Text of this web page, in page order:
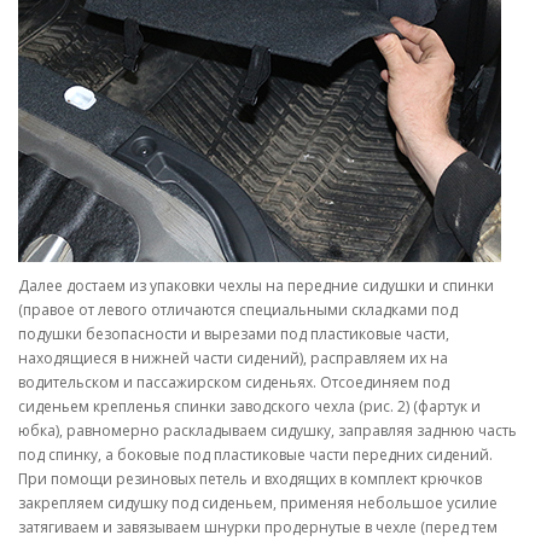
Далее достаем из упаковки чехлы на передние сидушки и спинки
(правое от левого отличаются специальными складками под
подушки безопасности и вырезами под пластиковые части,
находящиеся в нижней части сидений), расправляем их на
водительском и пассажирском сиденьях. Отсоединяем под
сиденьем крепленья спинки заводского чехла (рис. 2) (фартук и
юбка), равномерно раскладываем сидушку, заправляя заднюю часть
под спинку, а боковые под пластиковые части передних сидений.
При помощи резиновых петель и входящих в комплект крючков
закрепляем сидушку под сиденьем, применяя небольшое усилие
затягиваем и завязываем шнурки продернутые в чехле (перед тем